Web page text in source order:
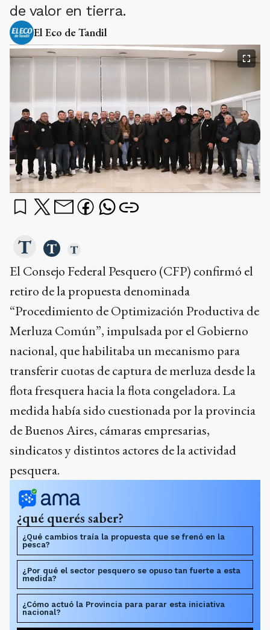
de valor en tierra.
El Eco de Tandil
El Consejo Federal Pesquero (CFP) confirmó el
retiro de la propuesta denominada
“Procedimiento de Optimización Productiva de
Merluza Común”, impulsada por el Gobierno
nacional, que habilitaba un mecanismo para
transferir cuotas de captura de merluza desde la
flota fresquera hacia la flota congeladora. La
medida había sido cuestionada por la provincia
de Buenos Aires, cámaras empresarias,
sindicatos y distintos actores de la actividad
pesquera.
¿qué querés saber?
¿Qué cambios traía la propuesta que se frenó en la
pesca?
¿Por qué el sector pesquero se opuso tan fuerte a esta
medida?
¿Cómo actuó la Provincia para parar esta iniciativa
nacional?